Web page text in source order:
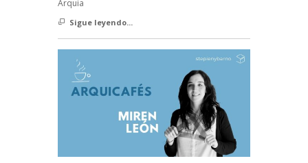
Arquia
Sigue leyendo...